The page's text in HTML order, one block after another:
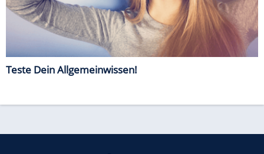
Teste Dein Allgemeinwissen!